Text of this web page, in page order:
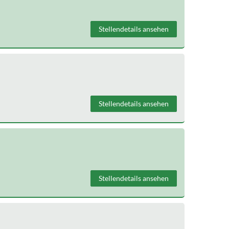
Stellendetails ansehen
Stellendetails ansehen
Stellendetails ansehen